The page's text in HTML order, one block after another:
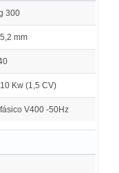
300
mm
Kw (1,5 CV)
V400 -50Hz